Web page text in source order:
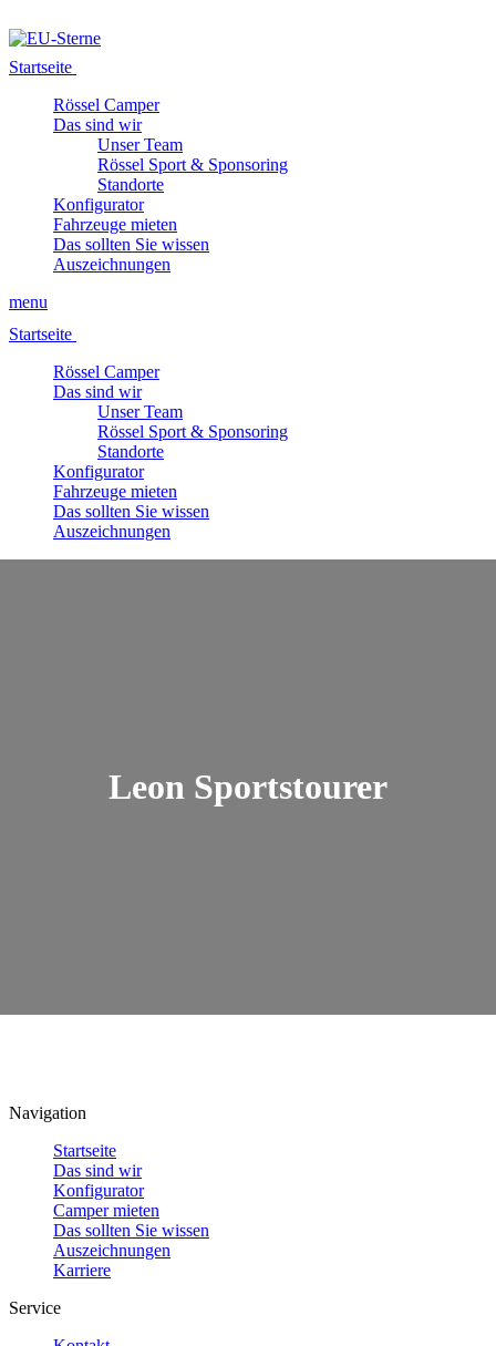
Startseite
Rössel Camper
Das sind wir
Unser Team
Rössel Sport & Sponsoring
Standorte
Konfigurator
Fahrzeuge mieten
Das sollten Sie wissen
Auszeichnungen
menu
Startseite
Rössel Camper
Das sind wir
Unser Team
Rössel Sport & Sponsoring
Standorte
Konfigurator
Fahrzeuge mieten
Das sollten Sie wissen
Auszeichnungen
Leon Sportstourer
Navigation
Startseite
Das sind wir
Konfigurator
Camper mieten
Das sollten Sie wissen
Auszeichnungen
Karriere
Service